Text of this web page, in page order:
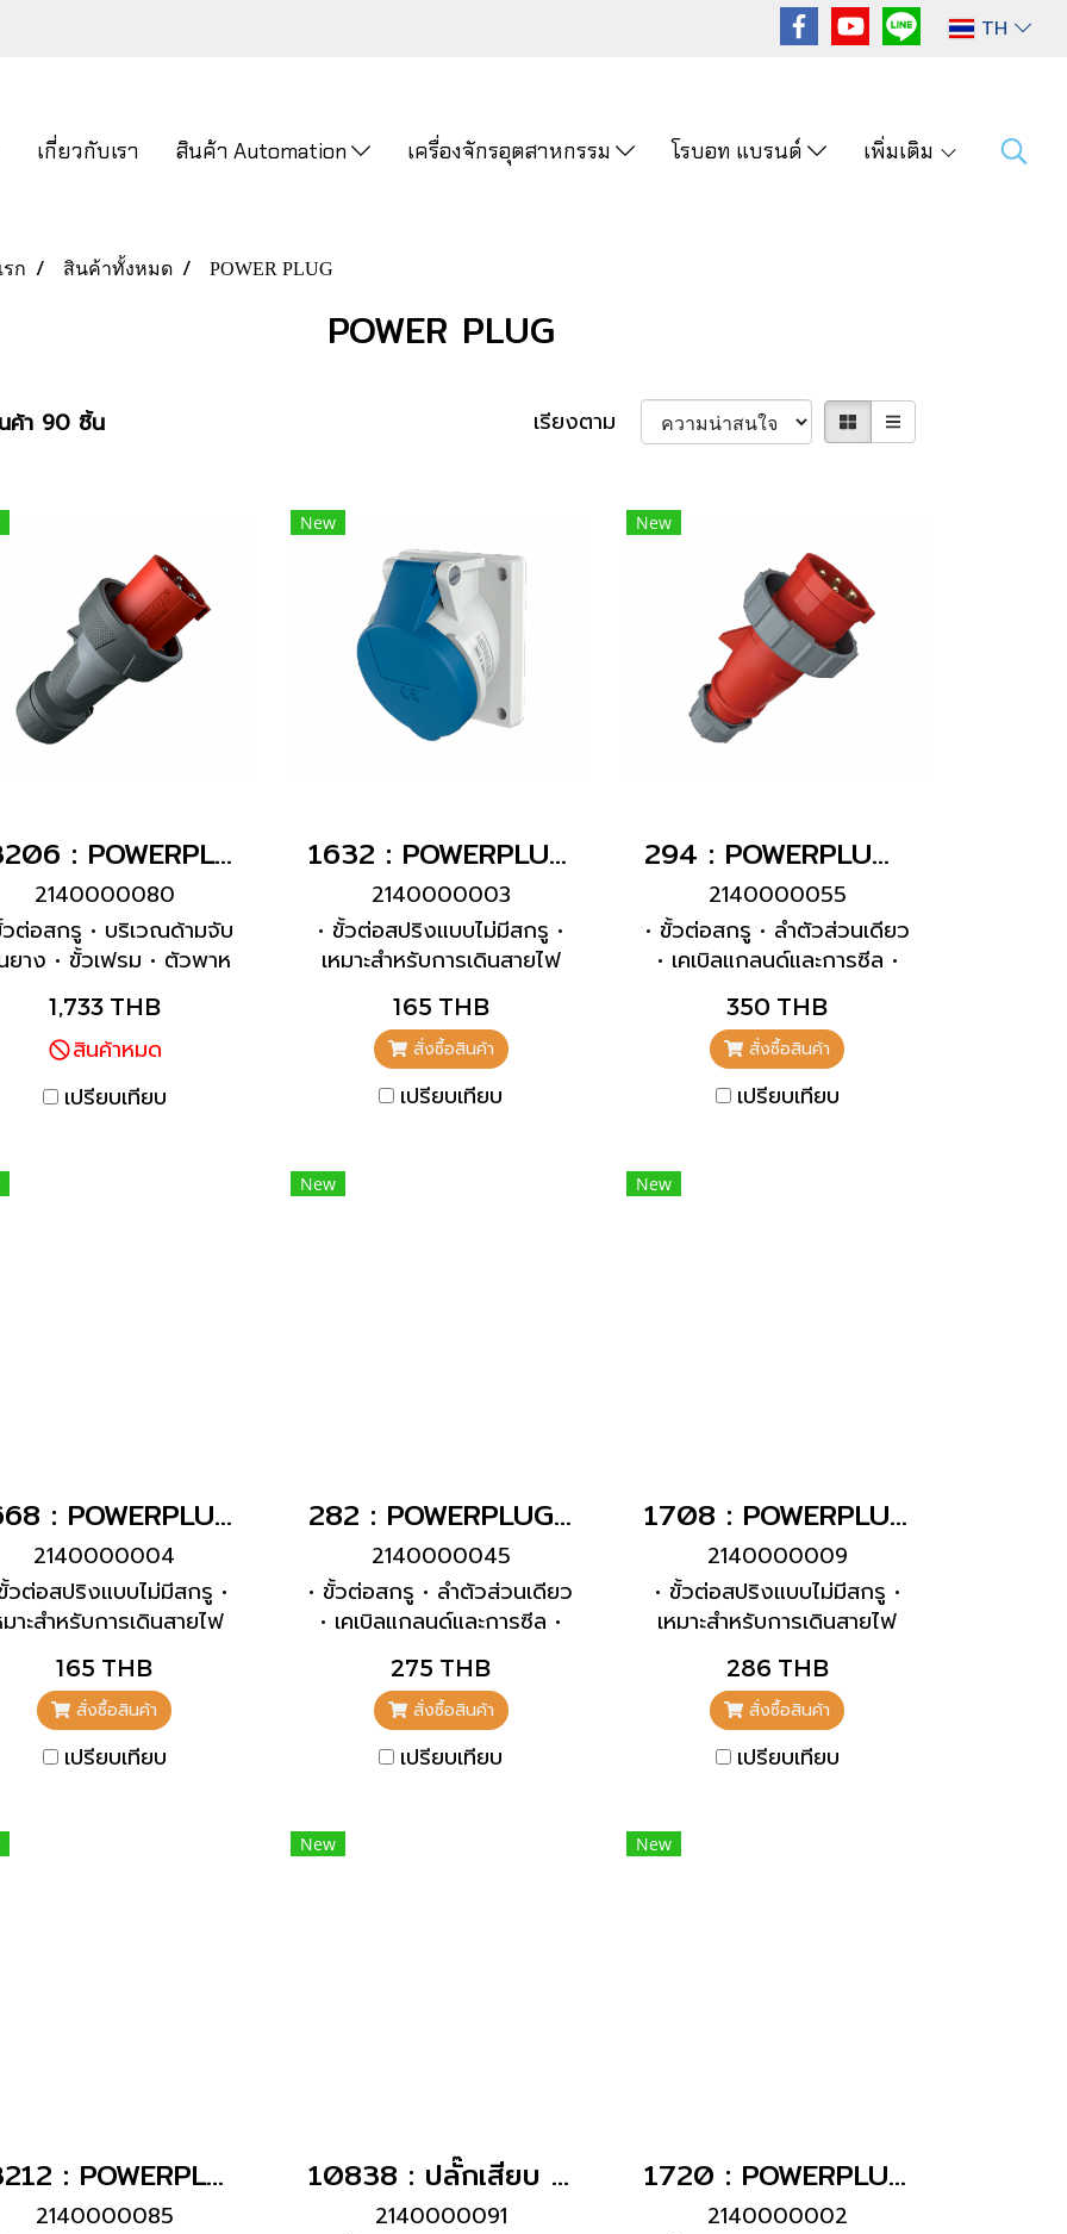
TH
เกี่ยวกับเรา สินค้า Automation เครื่องจักรอุตสาหกรรม โรบอท แบรนด์ เพิ่มเติม
ก สินค้าทั้งหมด POWER PLUG
POWER PLUG
ค้า 90 ชิ้น เรียงตาม
13206 : POWERPLUG 3P+E 63A400Vผู้(IP44)
2140000080
วต่อสกรู • บริเวณด้ามจับ
ยาง • ขั้วเฟรม • ตัวพาห
น้าสัมผัสทนความร้อนสูง •
น้าสัมผัสชุบนิกเกิล • เคเบิล
ลนด์และการซีล • อุปกรณ์
ยึดและป้องกันการหักงอ •
เครื่องมีระบบล็อคเกลียว •
1,733 THB
สินค้าหมด
เปรียบเทียบ
New
1632 : POWERPLUG 2P+E 16A230Vเมียฝังเฉียง(IP44)
2140000003
• ขั้วต่อสปริงแบบไม่มีสกรู •
เหมาะสำหรับการเดินสายไฟ
แบบทะลุผ่าน • ความเอียง
20° • เต้ารับ 32 A ได้รับการ
ออกแบบมาเพื่อเพิ่มสวิตช์หน้า
สัมผัสเสริม
165 THB
สั่งซื้อสินค้า
เปรียบเทียบ
New
294 : POWERPLUG 3P+E 32A400Vผู้(IP67)
2140000055
• ขั้วต่อสกรู • ลำตัวส่วนเดียว
• เคเบิลแกลนด์และการซีล •
อุปกรณ์จับยึดและป้องกันการ
หักงอ
350 THB
สั่งซื้อสินค้า
เปรียบเทียบ
1668 : POWERPLUG 2P+E 16A230Vเมียฝัง(IP44)
2140000004
วต่อสปริงแบบไม่มีสกรู •
มาะสำหรับการเดินสายไฟ
แบบทะลุผ่าน • ตรง • หน้า
ลนปิดเพื่อปิดช่องที่ไม่ได้ใช้
หมายเลขชิ้นส่วน 41419
165 THB
สั่งซื้อสินค้า
เปรียบเทียบ
New
282 : POWERPLUG 3P+E 16A400Vผู้(IP67)
2140000045
• ขั้วต่อสกรู • ลำตัวส่วนเดียว
• เคเบิลแกลนด์และการซีล •
อุปกรณ์จับยึดและป้องกันการ
หักงอ
275 THB
สั่งซื้อสินค้า
เปรียบเทียบ
New
1708 : POWERPLUG 2P+E 16A230Vเมียฝัง(IP67)
2140000009
• ขั้วต่อสปริงแบบไม่มีสกรู •
เหมาะสำหรับการเดินสายไฟ
แบบทะลุผ่าน • ตรง • หน้า
แปลนปิดเพื่อปิดช่องที่ไม่ได้ใช้
หมายเลขชิ้นส่วน 41419
286 THB
สั่งซื้อสินค้า
เปรียบเทียบ
13212 : POWERPLUG 3P+N+E 63A400Vผู้(IP67)
2140000085
New
10838 : ปลั๊กเสียบ SCHUKO สีฟ้า ผู้(16A)
2140000091
New
1720 : POWERPLUG 2P+E 16A230Vเมียติดผนัง(IP44)
2140000002